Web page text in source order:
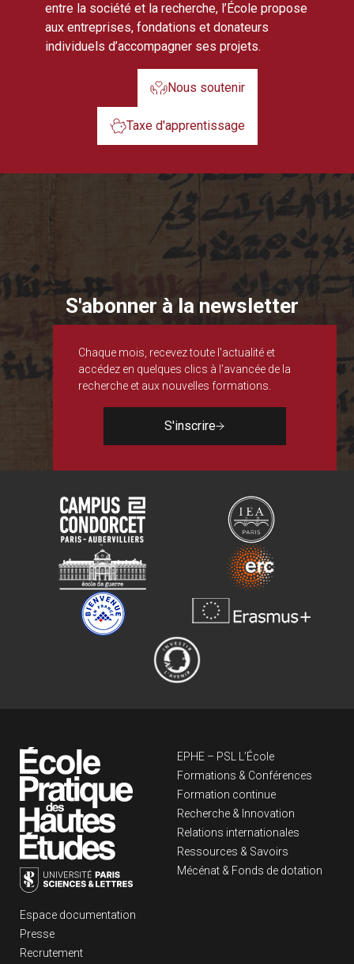
entre la société et la recherche, l’École propose
aux entreprises, fondations et donateurs
individuels d’accompagner ses projets.
Nous soutenir
Taxe d'apprentissage
S'abonner à la newsletter
Chaque mois, recevez toute l'actualité et
accédez en quelques clics à l'avancée de la
recherche et aux nouvelles formations.
S'inscrire
Navigation
EPHE – PSL L’École
Formations & Conférences
Formation continue
Recherche & Innovation
Relations internationales
Ressources & Savoirs
Mécénat & Fonds de dotation
Liens footer
Espace documentation
Presse
Recrutement